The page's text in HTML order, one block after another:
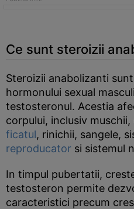
Ce sunt steroizii
Steroizii anabolizanti
hormonului sexual
testosteronul. Acestia
corpului, inclusiv
ficatul, rinichii, sangele,
reproducator si sistemul
In timpul pubertatii,
testosteron permite
caracteristici precum